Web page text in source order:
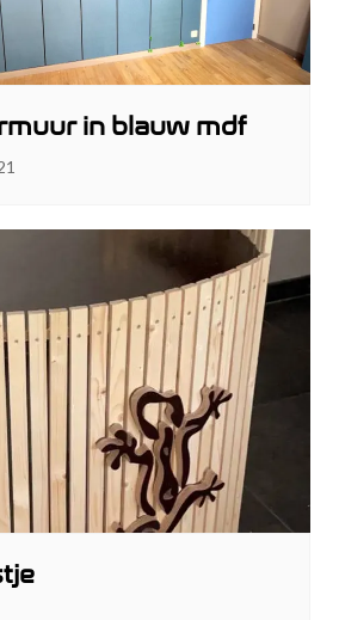
in blauw mdf